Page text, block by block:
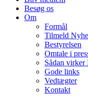
Besøg os
Om
Formål
Tilmeld
Bestyrelsen
Omtale i
Sådan
Gode links
Vedtægter
Kontakt